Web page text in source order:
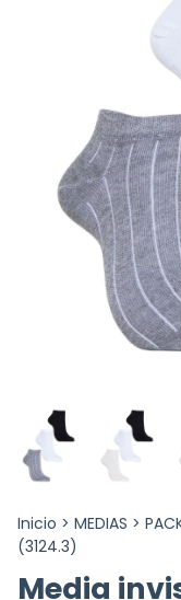
Inicio > MEDIAS >
(3124.3)
Media